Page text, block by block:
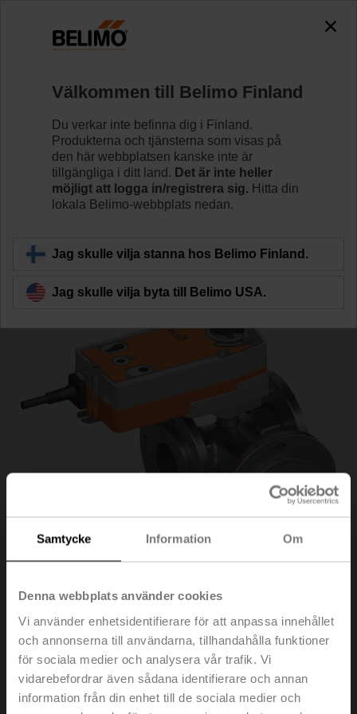
Samtycke Information Om
Denna webbplats använder cookies
Vi använder enhetsidentifierare för att anpassa innehållet
och annonserna till användarna, tillhandahålla funktioner
för sociala medier och analysera vår trafik. Vi
vidarebefordrar även sådana identifierare och annan
information från din enhet till de sociala medier och
R7050R-B3+NRFA
Läs mer
Tillbaka till produktkategori
R7050R-B3+NRFA
Omkopplingskulventil, 3-ports, DN 50, Fläns, PN 6, ps
600 kPa, Kvs 49 m³/h, Temperatur på
medium -10...100°C [14...212°F]
Välkommen till Belimo Finland
Du verkar inte befinna dig i Finland.
Produkterna och tjänsterna som visas på
den här webbplatsen kanske inte är
tillgängliga i ditt land. Det är inte heller
möjligt att logga in/registrera sig. Hitta din
lokala Belimo-webbplats nedan.
Jag skulle vilja stanna hos Belimo Finland.
Jag skulle vilja byta till Belimo USA.